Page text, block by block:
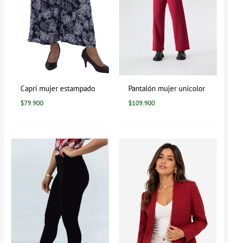
Capri mujer estampado
$79.900
Pantalón mujer unicolor
$109.900
Rango
de
precios:
desde
$0
desde
$184.900
hasta
$199.900